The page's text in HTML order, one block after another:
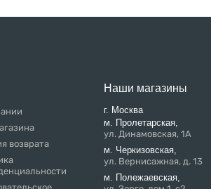
возврата
Наши магазины
г. Москва
м. Пролетарская,
ул. Динамовская, 1А
м. Черкизовская,
ул. Вернисажная, д. 13
м. Полежаевская,